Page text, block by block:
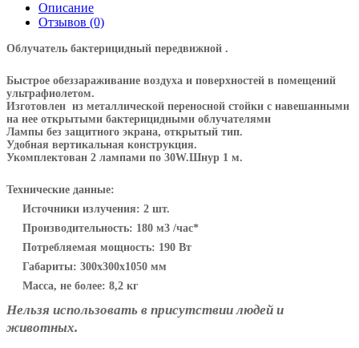
Описание
Отзывов (0)
Облучатель бактерицидный передвижной .
Быстрое обеззараживание воздуха и поверхностей в помещений
ультрафиолетом.
Изготовлен из металлической переносной стойки с навешанными
на нее открытыми бактерицидными облучателями
Лампы без защитного экрана, открытый тип.
Удобная вертикальная конструкция.
Укомплектован 2 лампами по 30W.Шнур 1 м.
Технические данные:
Источники излучения: 2 шт.
Производительность: 180 м3 /час*
Потребляемая мощность: 190 Вт
Габариты: 300х300х1050 мм
Масса, не более: 8,2 кг
Нельзя использовать в присутствии людей и
животных.